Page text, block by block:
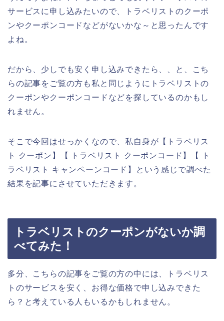
サービスに申し込みたいので、トラベリストのクーポ
ンやクーポンコードなどがないかな～と思ったんです
よね。
だから、少しでも安く申し込みできたら、、と、こち
らの記事をご覧の方も私と同じようにトラベリストの
クーポンやクーポンコードなどを探しているのかもし
れません。
そこで今回はせっかくなので、私自身が【トラベリス
ト クーポン】【 トラベリスト クーポンコード】【 ト
ラベリスト キャンペーンコード】という感じで調べた
結果を記事にさせていただきます。
トラベリストのクーポンがないか調
べてみた！
多分、こちらの記事をご覧の方の中には、トラベリス
トのサービスを安く、お得な価格で申し込みできた
ら？と考えている人もいるかもしれません。